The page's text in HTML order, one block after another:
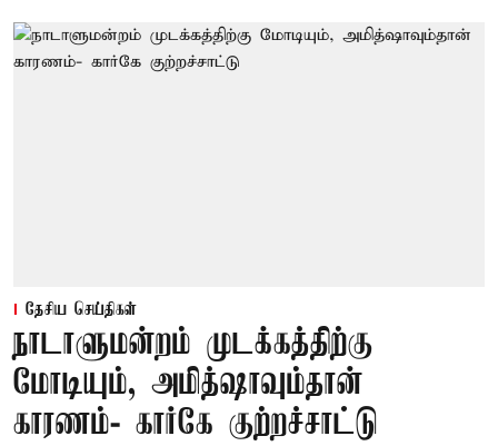
தேசிய செய்திகள்
நாடாளுமன்றம் முடக்கத்திற்கு
மோடியும், அமித்ஷாவும்தான்
காரணம்- கார்கே குற்றச்சாட்டு